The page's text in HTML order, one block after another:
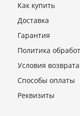
Блок управления
EVJS204N9 (EVCO)
выносным
В наличии
22 340 руб.
Как купить
Доставка
Гарантия
Политика
Условия
Способы оплаты
Реквизиты